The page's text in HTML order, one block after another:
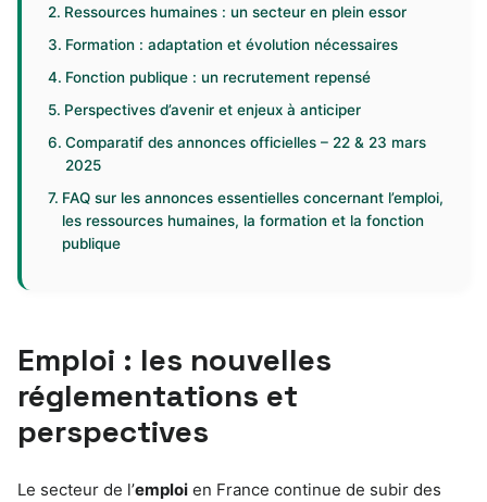
Ressources humaines : un secteur en plein essor
Formation : adaptation et évolution nécessaires
Fonction publique : un recrutement repensé
Perspectives d’avenir et enjeux à anticiper
Comparatif des annonces officielles – 22 & 23 mars
2025
FAQ sur les annonces essentielles concernant l’emploi,
les ressources humaines, la formation et la fonction
publique
Emploi : les nouvelles
réglementations et
perspectives
Le secteur de l’emploi en France continue de subir des